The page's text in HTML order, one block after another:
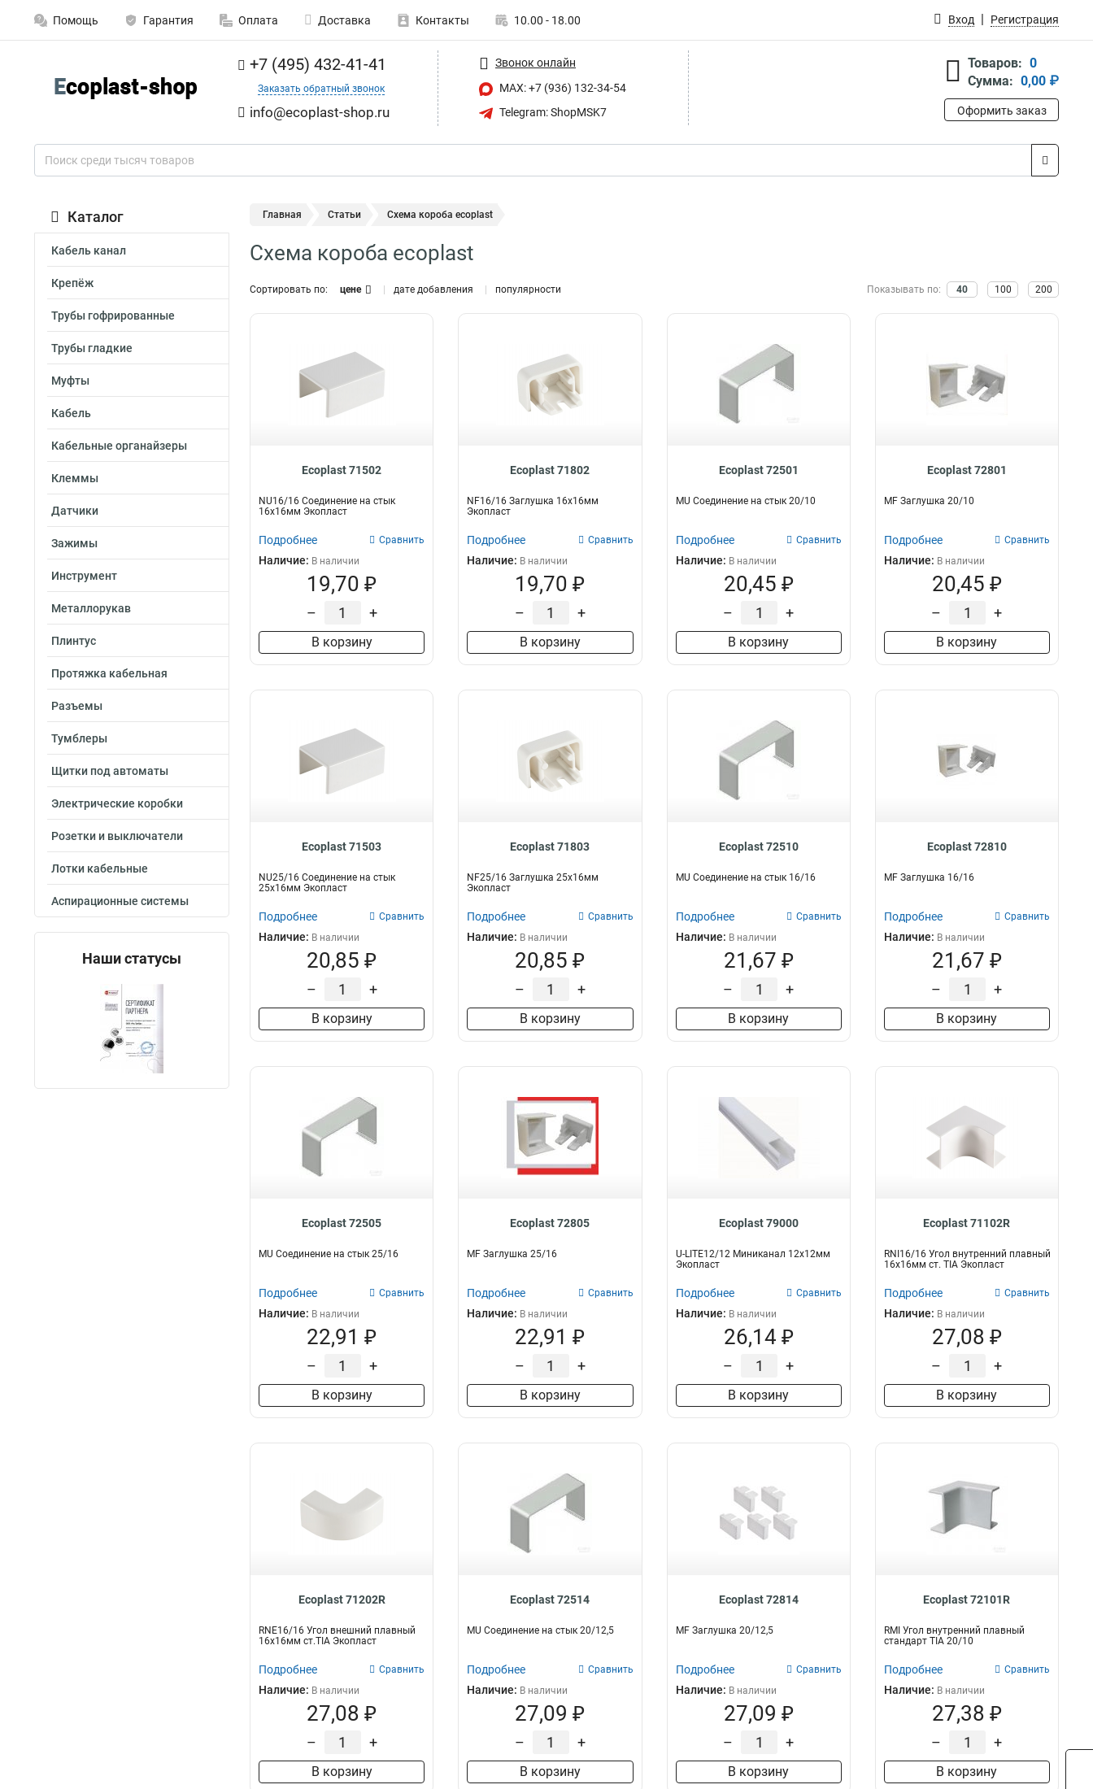
Помощь Гарантия Оплата Доставка Контакты 10.00 - 18.00 Вход Регистрация
+7 (495) 432-41-41
Заказать обратный звонок
info@ecoplast-shop.ru
Звонок онлайн
MAX: +7 (936) 132-34-54
Telegram: ShopMSK7
Товаров: 0
Сумма: 0,00 ₽
Оформить заказ
Каталог
Кабель канал
Крепёж
Трубы гофрированные
Трубы гладкие
Муфты
Кабель
Кабельные органайзеры
Клеммы
Датчики
Зажимы
Инструмент
Металлорукав
Плинтус
Протяжка кабельная
Разъемы
Тумблеры
Щитки под автоматы
Электрические коробки
Розетки и выключатели
Лотки кабельные
Аспирационные системы
Наши статусы
Главная Статьи Схема короба ecoplast
Схема короба ecoplast
Сортировать по: цене дате добавления популярности Показывать по: 40 100 200
Ecoplast 71502
NU16/16 Соединение на стык
16х16мм Экопласт
Подробнее Сравнить
Наличие: В наличии
19,70 ₽
– +
В корзину
Ecoplast 71802
NF16/16 Заглушка 16х16мм
Экопласт
Подробнее Сравнить
Наличие: В наличии
19,70 ₽
– +
В корзину
Ecoplast 72501
MU Соединение на стык 20/10
Подробнее Сравнить
Наличие: В наличии
20,45 ₽
– +
В корзину
Ecoplast 72801
MF Заглушка 20/10
Подробнее Сравнить
Наличие: В наличии
20,45 ₽
– +
В корзину
Ecoplast 71503
NU25/16 Соединение на стык
25х16мм Экопласт
Подробнее Сравнить
Наличие: В наличии
20,85 ₽
– +
В корзину
Ecoplast 71803
NF25/16 Заглушка 25х16мм
Экопласт
Подробнее Сравнить
Наличие: В наличии
20,85 ₽
– +
В корзину
Ecoplast 72510
MU Соединение на стык 16/16
Подробнее Сравнить
Наличие: В наличии
21,67 ₽
– +
В корзину
Ecoplast 72810
MF Заглушка 16/16
Подробнее Сравнить
Наличие: В наличии
21,67 ₽
– +
В корзину
Ecoplast 72505
MU Соединение на стык 25/16
Подробнее Сравнить
Наличие: В наличии
22,91 ₽
– +
В корзину
Ecoplast 72805
MF Заглушка 25/16
Подробнее Сравнить
Наличие: В наличии
22,91 ₽
– +
В корзину
Ecoplast 79000
U-LITE12/12 Миниканал 12х12мм
Экопласт
Подробнее Сравнить
Наличие: В наличии
26,14 ₽
– +
В корзину
Ecoplast 71102R
RNI16/16 Угол внутренний плавный
16х16мм ст. TIA Экопласт
Подробнее Сравнить
Наличие: В наличии
27,08 ₽
– +
В корзину
Ecoplast 71202R
RNE16/16 Угол внешний плавный
16х16мм ст.TIA Экопласт
Подробнее Сравнить
Наличие: В наличии
27,08 ₽
– +
В корзину
Ecoplast 72514
MU Соединение на стык 20/12,5
Подробнее Сравнить
Наличие: В наличии
27,09 ₽
– +
В корзину
Ecoplast 72814
MF Заглушка 20/12,5
Подробнее Сравнить
Наличие: В наличии
27,09 ₽
– +
В корзину
Ecoplast 72101R
RMI Угол внутренний плавный
стандарт TIA 20/10
Подробнее Сравнить
Наличие: В наличии
27,38 ₽
– +
В корзину